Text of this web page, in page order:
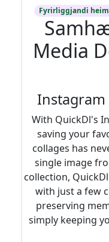
Fyrirliggjandi
Media
With QuickDl's
saving your
collages has
single image
collection,
with just a few
preserving
simply keeping